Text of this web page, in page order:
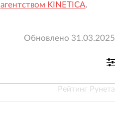
агентством KINETICA.
Обновлено 31.03.2025
Рейтинг Рунета